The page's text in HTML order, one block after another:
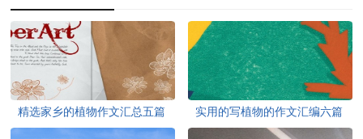
精选家乡的植物作文汇总五篇 实用的写植物的作文汇编六篇